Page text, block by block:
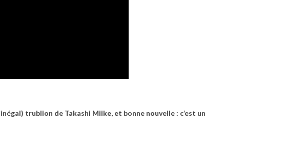
trublion de Takashi Miike, et bonne nouvelle : c’est un